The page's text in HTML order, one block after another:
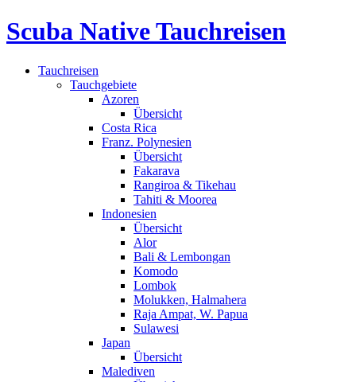
Scuba Native Tauchreisen
Tauchreisen
Tauchgebiete
Azoren
Übersicht
Costa Rica
Franz. Polynesien
Übersicht
Fakarava
Rangiroa & Tikehau
Tahiti & Moorea
Indonesien
Übersicht
Alor
Bali & Lembongan
Komodo
Lombok
Molukken, Halmahera
Raja Ampat, W. Papua
Sulawesi
Japan
Übersicht
Malediven